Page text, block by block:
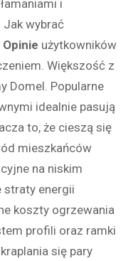
i
wybrać
Opinie użytkowników
Większość z
Domel. Popularne
idealnie pasują
to, że cieszą się
mieszkańców
na niskim
straty energii
koszty ogrzewania
profili oraz ramki
się pary